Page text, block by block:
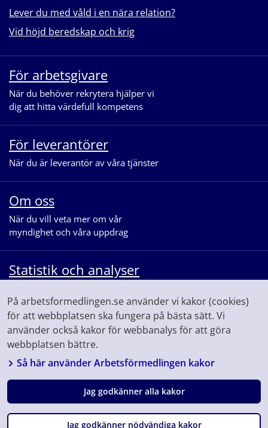
På arbetsformedlingen.se använder vi kakor (cookies)
för att webbplatsen ska fungera på bästa sätt. Vi
använder också kakor för webbanalys för att göra
webbplatsen bättre.
Så här använder Arbetsförmedlingen kakor
Jag godkänner alla kakor
Jag godkänner nödvändiga kakor
Lever du med våld i en nära relation?
Vid höjd beredskap och krig
För arbetsgivare
När du behöver rekrytera hjälper vi
dig att hitta värdefull kompetens
För leverantörer
När du är leverantör av våra tjänster
Om oss
När du vill veta mer om vår
myndighet och våra uppdrag
Statistik och analyser
våra analyser för arbetsmarknaden
Följ oss på Facebook Linkedin Youtube Instagram